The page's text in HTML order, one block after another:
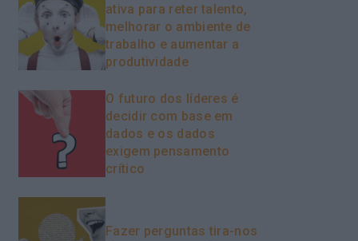
ativa para reter talento,
melhorar o ambiente de
trabalho e aumentar a
produtividade
O futuro dos líderes é
decidir com base em
dados e os dados
exigem pensamento
crítico
Fazer perguntas tira-nos